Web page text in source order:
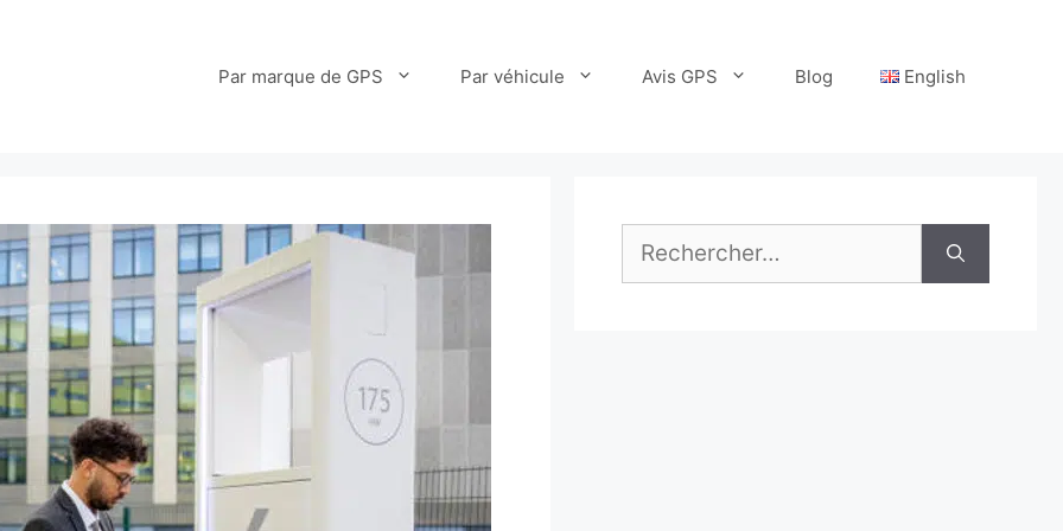
Par marque de GPS Par véhicule Avis GPS Blog English